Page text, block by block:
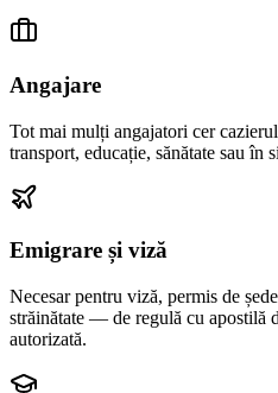
Angajare
Tot mai mulți angajatori cer
transport, educație, sănătate sau în
Emigrare și viză
Necesar pentru viză, permis de
străinătate — de regulă cu apostilă
autorizată.